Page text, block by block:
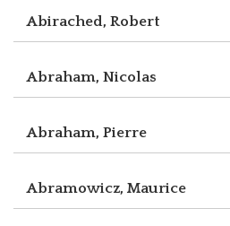
Abirached, Robert
Abraham, Nicolas
Abraham, Pierre
Abramowicz, Maurice